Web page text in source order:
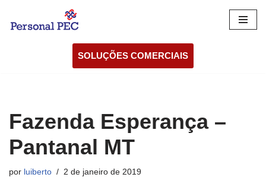
Pular
SOLUÇÕES COMERCIAIS
Fazenda Esperança –
Pantanal MT
por luiberto 2 de janeiro de 2019